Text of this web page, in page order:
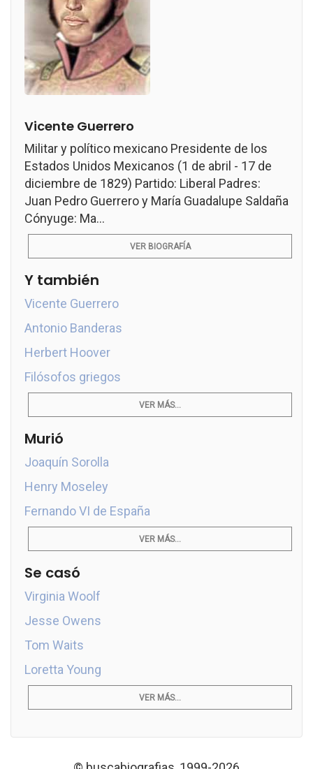
Vicente Guerrero
Militar y político mexicano Presidente de los
Estados Unidos Mexicanos (1 de abril - 17 de
diciembre de 1829) Partido: Liberal Padres:
Juan Pedro Guerrero y María Guadalupe Saldaña
Cónyuge: Ma...
VER BIOGRAFÍA
Y también
Vicente Guerrero
Antonio Banderas
Herbert Hoover
Filósofos griegos
VER MÁS...
Murió
Joaquín Sorolla
Henry Moseley
Fernando VI de España
VER MÁS...
Se casó
Virginia Woolf
Jesse Owens
Tom Waits
Loretta Young
VER MÁS...